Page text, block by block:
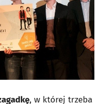
, w której trzeba